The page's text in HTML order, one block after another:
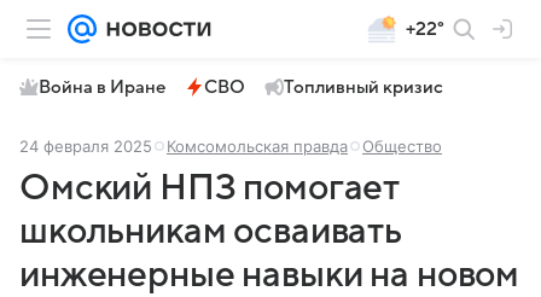
+22°
Война в Иране СВО Топливный кризис
24 февраля 2025 Комсомольская правда Общество
Омский НПЗ помогает
школьникам осваивать
инженерные навыки на новом